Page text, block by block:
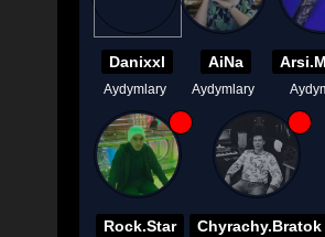
Danixxl
Aydymlary
AiNa
Aydymlary
Rock.Star Chyrachy.Bratok